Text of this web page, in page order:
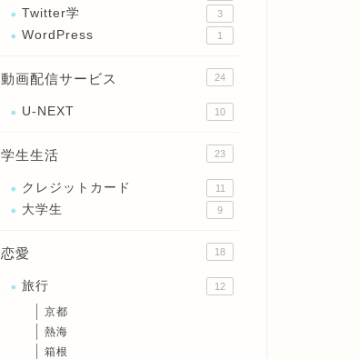
Twitter学 3
WordPress 1
動画配信サービス 24
U-NEXT 10
学生生活 23
クレジットカード 11
大学生 9
恋愛 18
旅行 12
京都
熱海
箱根